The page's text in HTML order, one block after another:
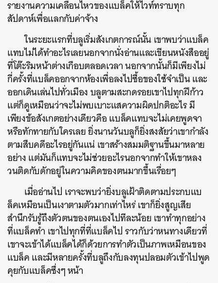
รายงานความเคลื่อนไหวของแบล็คให้ไวท์ทราบทุก
สัปดาห์เพื่อแลกกับค่าจ้าง
ในระยะแรกที่บลูเริ่มสังเกตการณ์นั้น เขาพบว่าแบล็ค
แทบไม่ได้ทำอะไรเลยนอกจากนั่งอ่านและเขียนหนังสืออยู่
ที่โต๊ะริมหน้าต่างเกือบตลอดเวลา นอกจากนั้นก็มีเพียงไม่
กี่ครั้งที่แบล็คออกจากห้องเพื่อลงไปซื้อของใช้จำเป็น และ
ออกเดินเล่นไปทั่วเมือง บลูตามสะกดรอยเขาไปทุกฝีก้าว
แต่ก็ดูเหมือนว่าจะไม่พบเบาะแสความผิดปกติอะไร มี
เพียงข้อสังเกตอย่างเดียวคือ แบล็คแทบจะไม่เคยพูดจา
หรือทักทายกับใครเลย ยิ่งนานวันบลูก็ยิ่งสงสัยว่าเขากำลัง
ตามสืบคดีอะไรอยู่กันแน่ เขาสร้างสมมติฐานขึ้นมาหลาย
อย่าง แต่มันก็แทบจะไม่ช่วยอะไรนอกจากทำให้เขาหลง
วนติดกับดักอยู่ในความคิดของตนมากขึ้นเรื่อยๆ
เมื่ออ่านไป เราจะพบว่ายิ่งบลูเฝ้าติดตามประกบแบ
ล็คเหมือนเป็นเงาตามตัวมากเท่าไหร่ เขาก็ยิ่งสูญเสีย
สำนึกรับรู้ถึงตัวตนของตนเองไปทีละน้อย เขาทำทุกอย่าง
ที่แบล็คทำ เขาไปทุกที่ที่แบล็คไป ราวกับว่าหนทางเดียวที่
เขาจะเข้าได้แบล็คได้ก็ด้วยการทำตัวเป็นภาพเหมือนของ
แบล็ค และมีหลายครั้งที่บลูถึงกับลงทุนปลอมตัวเข้าไปพูด
คุยกับแบล็คซึ่งๆ หน้า